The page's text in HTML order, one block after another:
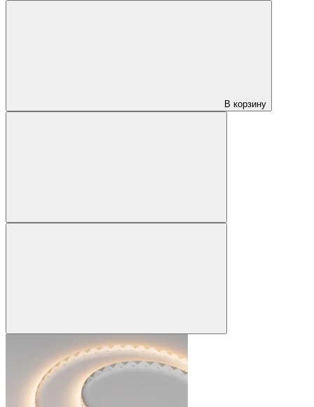
В корзину